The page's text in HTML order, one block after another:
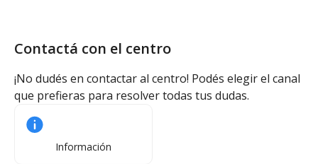
Contactá con el centro
¡No dudés en contactar al centro! Podés elegir el canal
que prefieras para resolver todas tus dudas.
Información